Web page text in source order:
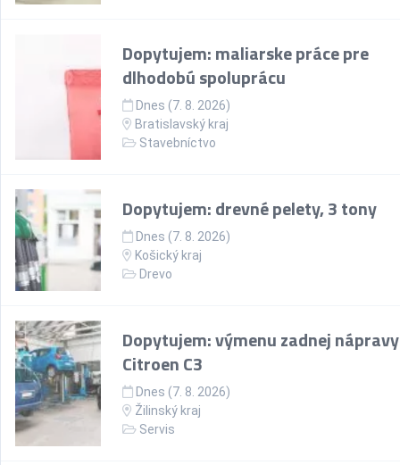
Dopytujem: maliarske práce pre
dlhodobú spoluprácu
Dnes (7. 8. 2026)
Bratislavský kraj
Stavebníctvo
Dopytujem: drevné pelety, 3 tony
Dnes (7. 8. 2026)
Košický kraj
Drevo
Dopytujem: výmenu zadnej
Citroen C3
Dnes (7. 8. 2026)
Žilinský kraj
Servis